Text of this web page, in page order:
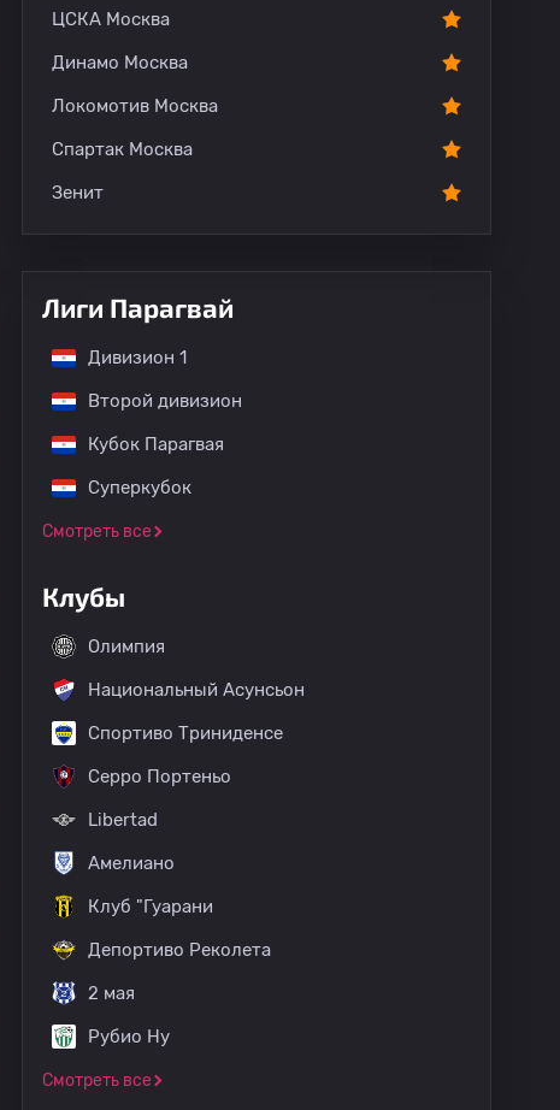
ЦСКА Москва
Динамо Москва
Локомотив Москва
Спартак Москва
Зенит
Лиги Парагвай
Дивизион 1
Второй дивизион
Кубок Парагвая
Суперкубок
Смотреть все
Клубы
Олимпия
Национальный Асунсьон
Спортиво Триниденсе
Серро Портеньо
Libertad
Амелиано
Клуб "Гуарани
Депортиво Реколета
2 мая
Рубио Ну
Смотреть все